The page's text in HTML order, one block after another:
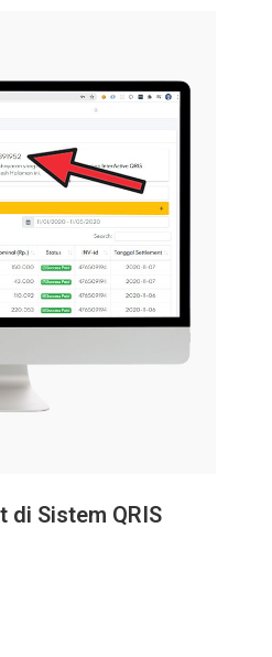
di Sistem QRIS